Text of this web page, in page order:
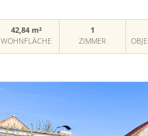
42,84 m²
WOHNFLÄCHE
1
ZIMMER